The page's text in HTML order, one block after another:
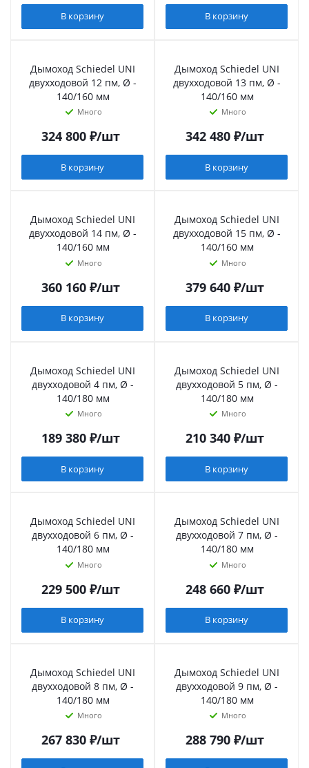
В корзину В корзину
Дымоход Schiedel UNI
двухходовой 12 пм, Ø -
140/160 мм
Много
324 800₽/шт
В корзину
Дымоход Schiedel UNI
двухходовой 13 пм, Ø -
140/160 мм
Много
342 480₽/шт
В корзину
Дымоход Schiedel UNI
двухходовой 14 пм, Ø -
140/160 мм
Много
360 160₽/шт
В корзину
Дымоход Schiedel UNI
двухходовой 15 пм, Ø -
140/160 мм
Много
379 640₽/шт
В корзину
Дымоход Schiedel UNI
двухходовой 4 пм, Ø -
140/180 мм
Много
189 380₽/шт
В корзину
Дымоход Schiedel UNI
двухходовой 5 пм, Ø -
140/180 мм
Много
210 340₽/шт
В корзину
Дымоход Schiedel UNI
двухходовой 6 пм, Ø -
140/180 мм
Много
229 500₽/шт
В корзину
Дымоход Schiedel UNI
двухходовой 7 пм, Ø -
140/180 мм
Много
248 660₽/шт
В корзину
Дымоход Schiedel UNI
двухходовой 8 пм, Ø -
140/180 мм
Много
267 830₽/шт
Дымоход Schiedel UNI
двухходовой 9 пм, Ø -
140/180 мм
Много
288 790₽/шт